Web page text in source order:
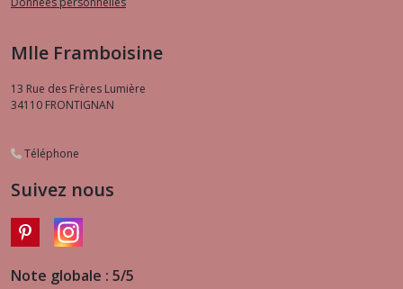
Mlle Framboisine
13 Rue des Frères Lumière
34110 FRONTIGNAN
Téléphone
Suivez nous
Note globale : 5/5